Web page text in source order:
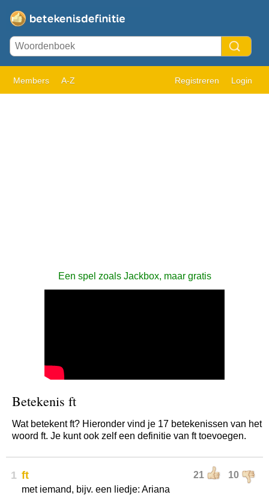
Members A-Z Registreren Login
Een spel zoals Jackbox, maar gratis
Betekenis ft
Wat betekent ft? Hieronder vind je 17 betekenissen van het
woord ft. Je kunt ook zelf een definitie van ft toevoegen.
1 21 10
ft
met iemand, bijv. een liedje: Ariana